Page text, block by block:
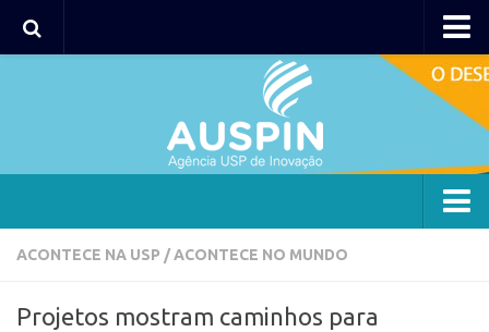
Agência
Coordenação
ACONTECE NA USP /ACONTECE NO MUNDO
Projetos mostram caminhos para